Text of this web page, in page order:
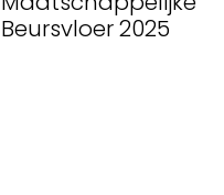
Beursvloer 2025